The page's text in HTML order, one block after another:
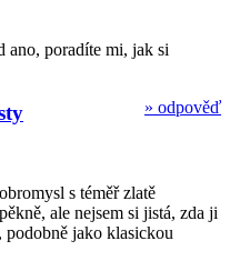
ano, poradíte mi, jak si
» odpověď
s téměř zlatě
ale nejsem si jistá, zda ji
jako klasickou